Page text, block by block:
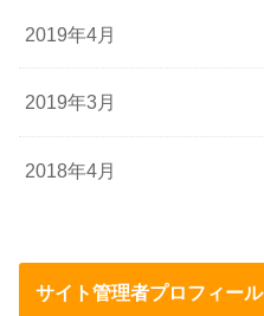
2019年4月
2019年3月
2018年4月
サイト管理者プロフィール